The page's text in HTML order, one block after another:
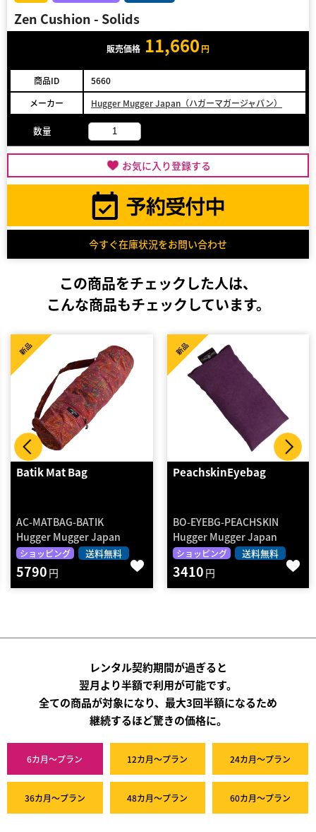
Zen Cushion - Solids
販売価格 11,660 円
商品ID
5660
メーカー
Hugger Mugger Japan（ハガーマガージャパン）
数量
お気に入り登録する
今すぐ在庫状況をお問い合わせ
この商品をチェックした人は、
こんな商品もチェックしています。
PeachskinEyebag
BO-EYEBG-PEACHSKIN
Hugger Mugger Japan
ショッピング 送料無料
新品
3410 円
マットキャリーストラッ
ADYG-20400BK
adidas
レンタル 送料無料
2段階決済
新品
60円～
レンタル契約期間が過ぎると
翌月より半額で利用が可能です。
全ての商品が対象になり、最大3回半額になるため
継続するほど驚きの価格に。
6カ月～プラン 12カ月～プラン 24カ月～プラン
36カ月～プラン 48カ月～プラン 60カ月～プラン